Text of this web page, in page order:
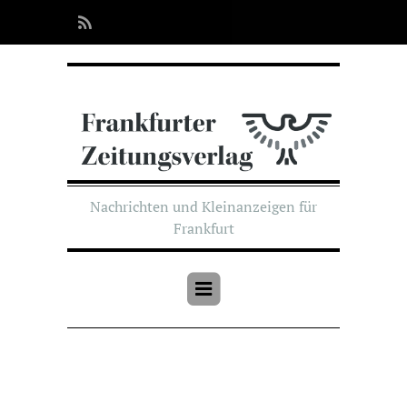
Nachrichten und Kleinanzeigen für
Frankfurt